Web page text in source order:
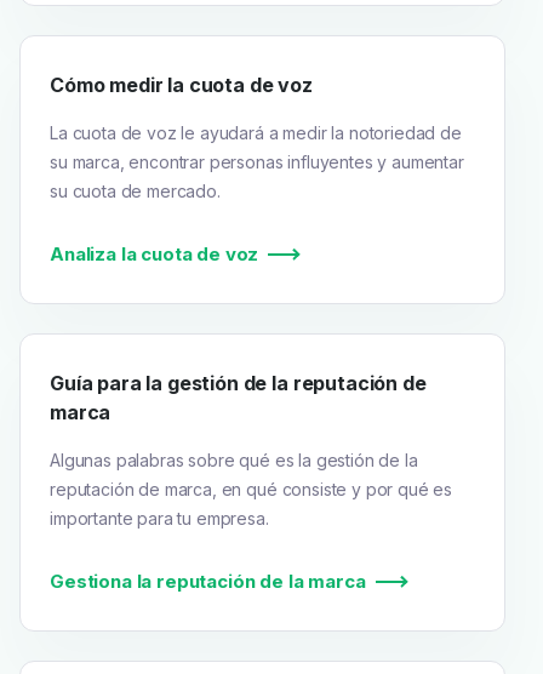
Cómo medir la cuota de voz
La cuota de voz le ayudará a medir la notoriedad de
su marca, encontrar personas influyentes y aumentar
su cuota de mercado.
Analiza la cuota de voz
Guía para la gestión de la reputación de
marca
Algunas palabras sobre qué es la gestión de la
reputación de marca, en qué consiste y por qué es
importante para tu empresa.
Gestiona la reputación de la marca